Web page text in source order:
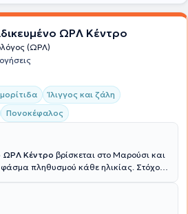
ΩΡΛ Κέντρο
(ΩΡΛ)
Ίλιγγος και ζάλη
Πονοκέφαλος
ΩΡΛ Κέντρο βρίσκεται στο Μαρούσι και
πληθυσμού κάθε ηλικίας. Στόχος
διαβίωσης. Προσφέρεται ένα
και δίνεται λύση σε παθήσεις